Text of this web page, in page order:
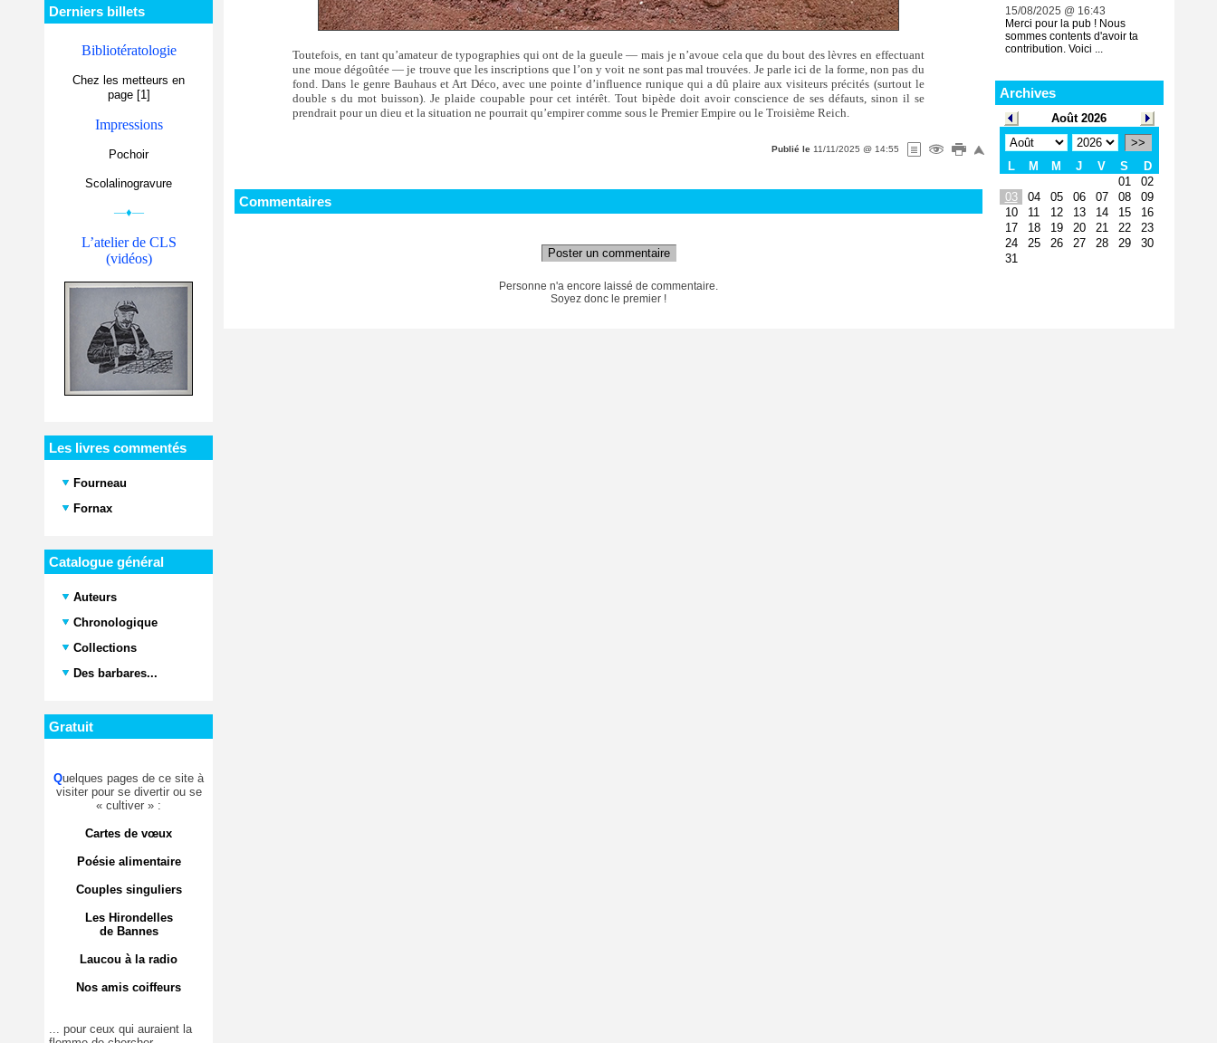
Derniers billets
Bibliotératologie
Chez les metteurs en
page [1]
Impressions
Pochoir
Scolalinogravure
—♦—
L’atelier de CLS
(vidéos)
Les livres commentés
Fourneau
Fornax
Catalogue général
Auteurs
Chronologique
Collections
Des barbares...
Gratuit
Quelques pages de ce site à
visiter pour se divertir ou se
« cultiver » :
Cartes de vœux
Poésie alimentaire
Couples singuliers
Les Hirondelles
de Bannes
Laucou à la radio
Nos amis coiffeurs
... pour ceux qui auraient la
Toutefois, en tant qu’amateur de typographies qui ont de la gueule — mais je n’avoue cela que du bout des lèvres en effectuant
une moue dégoûtée — je trouve que les inscriptions que l’on y voit ne sont pas mal trouvées. Je parle ici de la forme, non pas du
fond. Dans le genre Bauhaus et Art Déco, avec une pointe d’influence runique qui a dû plaire aux visiteurs précités (surtout le
double s du mot buisson). Je plaide coupable pour cet intérêt. Tout bipède doit avoir conscience de ses défauts, sinon il se
prendrait pour un dieu et la situation ne pourrait qu’empirer comme sous le Premier Empire ou le Troisième Reich.
Publié le 11/11/2025 @ 14:55
Commentaires
Poster un commentaire
Personne n'a encore laissé de commentaire.
Soyez donc le premier !
15/08/2025 @ 16:43
Merci pour la pub ! Nous
sommes contents d'avoir ta
contribution. Voici ...
Archives
Août 2026
>>
L
M M J V S
D
01
02
03
04 05 06 07 08
09
10
11 12 13 14 15
16
17
18 19 20 21 22
23
24
25 26 27 28 29
30
31